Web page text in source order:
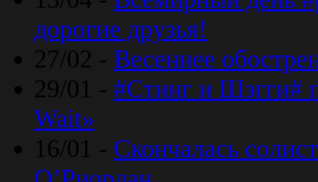
дорогие друзья!
27/02 - Весеннее
29/01 - #Стинг и Шэгги#
Wait»
16/01 - Скончалась